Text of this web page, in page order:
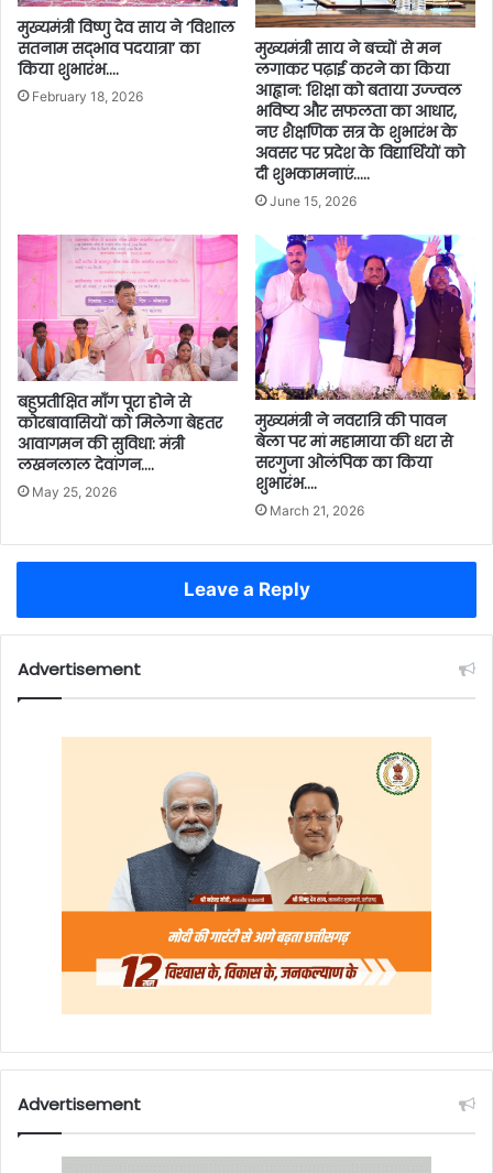
मुख्यमंत्री विष्णु देव साय ने ‘विशाल
सतनाम सद्भाव पदयात्रा’ का
किया शुभारंभ….
February 18, 2026
मुख्यमंत्री साय ने बच्चों से मन
लगाकर पढ़ाई करने का किया
आह्वान: शिक्षा को बताया उज्ज्वल
भविष्य और सफलता का आधार,
नए शैक्षणिक सत्र के शुभारंभ के
अवसर पर प्रदेश के विद्यार्थियों को
दी शुभकामनाएं…..
June 15, 2026
बहुप्रतीक्षित माँग पूरा होने से
कोरबावासियों को मिलेगा बेहतर
आवागमन की सुविधा: मंत्री
लखनलाल देवांगन….
May 25, 2026
मुख्यमंत्री ने नवरात्रि की पावन
बेला पर मां महामाया की धरा से
सरगुजा ओलंपिक का किया
शुभारंभ….
March 21, 2026
Leave a Reply
Advertisement
Advertisement